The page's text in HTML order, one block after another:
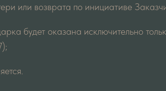
или возврата по инициативе
будет оказана исключительно